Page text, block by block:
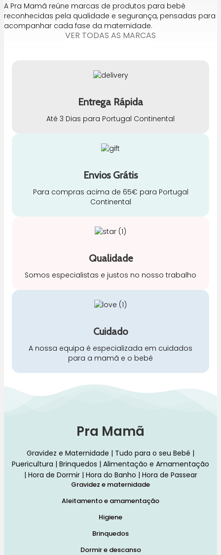
A Pra Mamã reúne marcas de produtos para bebé
reconhecidas pela qualidade e segurança, pensadas para
acompanhar cada fase da maternidade.
VER TODAS AS MARCAS
Entrega Rápida
Até 3 Dias para Portugal Continental
Envios Grátis
Para compras acima de 65€ para Portugal
Continental
Qualidade
Somos especialistas e justos no nosso trabalho
Cuidado
A nossa equipa é especializada em cuidados
para a mamã e o bebé
Pra Mamã
Gravidez e Maternidade | Tudo para o seu Bebé |
Puericultura | Brinquedos | Alimentação e Amamentação
| Hora de Dormir | Hora do Banho | Hora de Passear
Gravidez e maternidade
Aleitamento e amamentação
Higiene
Brinquedos
Dormir e descanso